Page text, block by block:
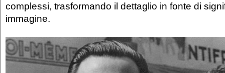
complessi, trasformando il dettaglio in fonte di
immagine.